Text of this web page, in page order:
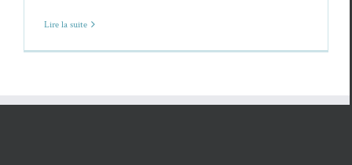
Lire la suite